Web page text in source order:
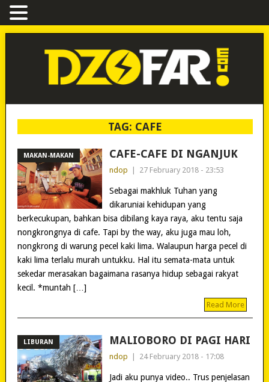
TAG: CAFE
MAKAN-MAKAN CAFE-CAFE DI NGANJUK
ndop 27 February 2018 - 23:53
Sebagai makhluk Tuhan yang
dikaruniai kehidupan yang
berkecukupan, bahkan bisa dibilang kaya raya, aku tentu saja
nongkrongnya di cafe. Tapi by the way, aku juga mau loh,
nongkrong di warung pecel kaki lima. Walaupun harga pecel di
kaki lima terlalu murah untukku. Hal itu semata-mata untuk
sekedar merasakan bagaimana rasanya hidup sebagai rakyat
kecil. *muntah […]
Read More
LIBURAN MALIOBORO DI PAGI HARI
ndop 24 February 2018 - 17:08
Jadi aku punya video.. Trus penjelasan